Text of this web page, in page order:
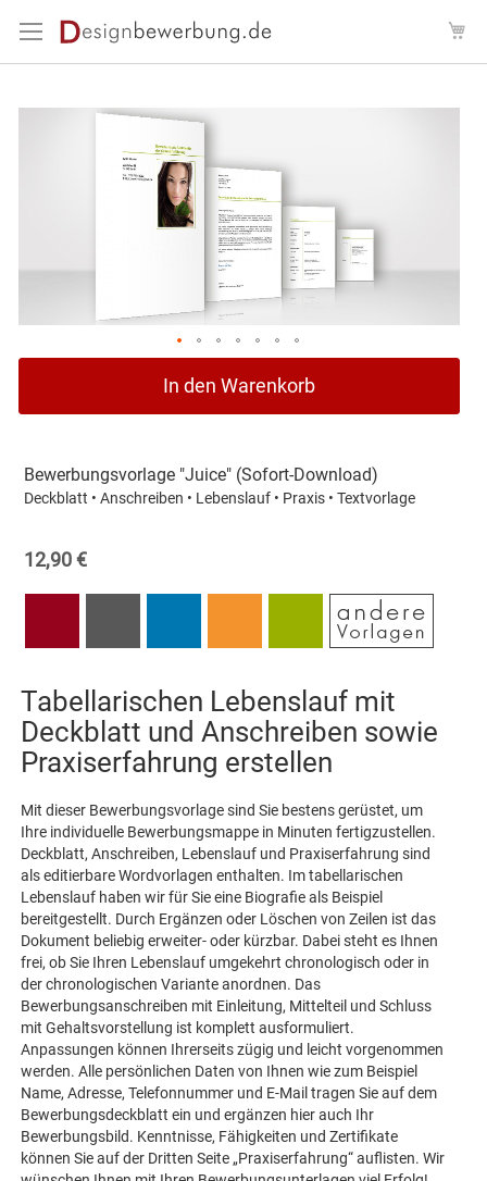
Inhalt
der
In den Warenkorb
Bewerbungsvorlage "Juice" (Sofort-Download)
Deckblatt • Anschreiben • Lebenslauf • Praxis • Textvorlage
12,90 €
Tabellarischen Lebenslauf mit
Deckblatt und Anschreiben sowie
Praxiserfahrung erstellen
Mit dieser Bewerbungsvorlage sind Sie bestens gerüstet, um
Ihre individuelle Bewerbungsmappe in Minuten fertigzustellen.
Deckblatt, Anschreiben, Lebenslauf und Praxiserfahrung sind
als editierbare Wordvorlagen enthalten. Im tabellarischen
Lebenslauf haben wir für Sie eine Biografie als Beispiel
bereitgestellt. Durch Ergänzen oder Löschen von Zeilen ist das
Dokument beliebig erweiter- oder kürzbar. Dabei steht es Ihnen
frei, ob Sie Ihren Lebenslauf umgekehrt chronologisch oder in
der chronologischen Variante anordnen. Das
Bewerbungsanschreiben mit Einleitung, Mittelteil und Schluss
mit Gehaltsvorstellung ist komplett ausformuliert.
Anpassungen können Ihrerseits zügig und leicht vorgenommen
werden. Alle persönlichen Daten von Ihnen wie zum Beispiel
Name, Adresse, Telefonnummer und E-Mail tragen Sie auf dem
Bewerbungsdeckblatt ein und ergänzen hier auch Ihr
Bewerbungsbild. Kenntnisse, Fähigkeiten und Zertifikate
können Sie auf der Dritten Seite „Praxiserfahrung“ auflisten. Wir